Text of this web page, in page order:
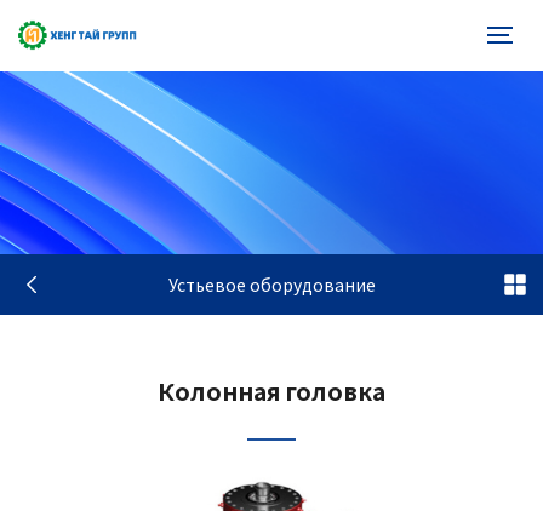
Устьевое оборудование
Колонная головка